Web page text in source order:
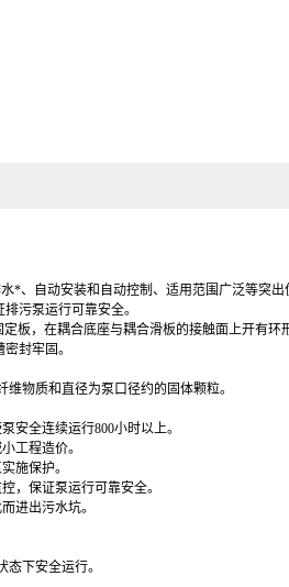
*、自动安装和自动控制、适用范围广泛等突出
排污泵运行可靠安全。
板，在耦合底座与耦合滑板的接触面上开有环
密封牢固。
物质和直径为泵口径约的固体颗粒。
安全连续运行800小时以上。
工程造价。
施保护。
，保证泵运行可靠安全。
进出污水坑。
下安全运行。